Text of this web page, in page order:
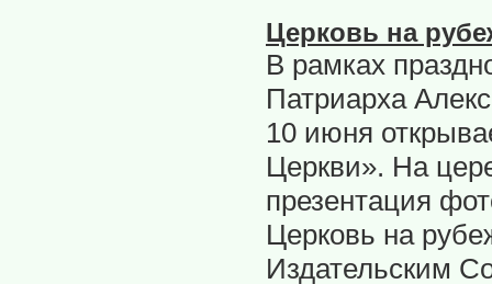
Церковь на
В рамках
Патриарха
10 июня
Церкви». На
презентация
Церковь на
Издательским